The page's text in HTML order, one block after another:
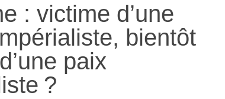
: victime d’une
bientôt
paix
?